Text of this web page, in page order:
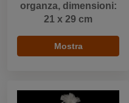
organza, dimensioni:
21 x 29 cm
Mostra